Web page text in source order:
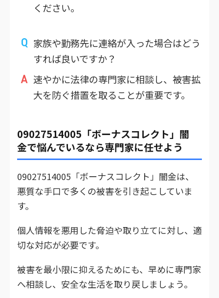
ください。
家族や勤務先に連絡が入った場合はどう
すれば良いですか？
速やかに法律の専門家に相談し、被害拡
大を防ぐ措置を取ることが重要です。
09027514005「ボーナスコレクト」闇
金で悩んでいるなら専門家に任せよう
09027514005「ボーナスコレクト」闇金は、
悪質な手口で多くの被害を引き起こしていま
す。
個人情報を悪用した脅迫や取り立てに対し、適
切な対応が必要です。
被害を最小限に抑えるためにも、早めに専門家
へ相談し、安全な生活を取り戻しましょう。